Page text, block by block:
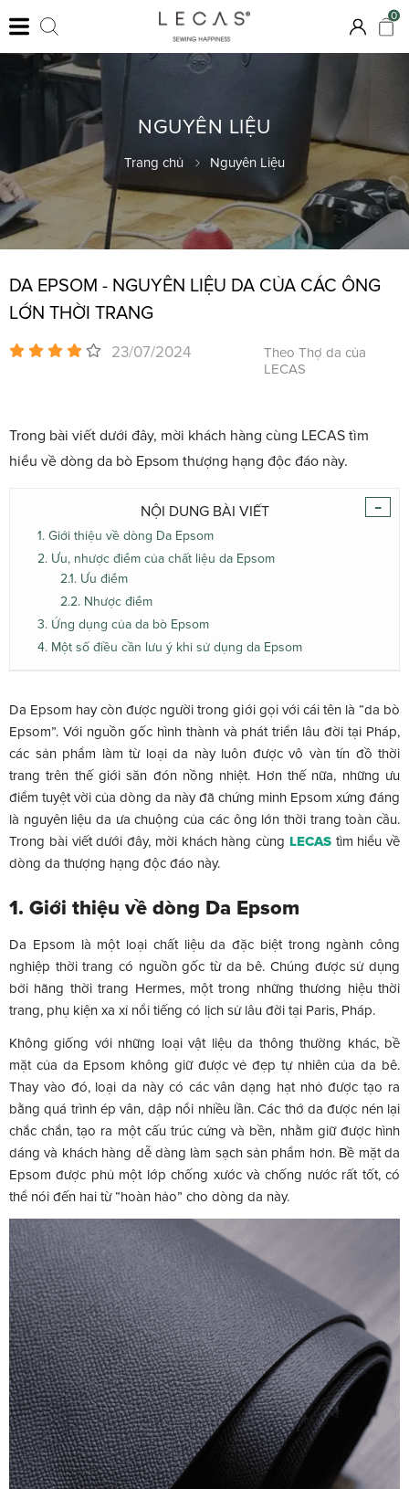
0
NGUYÊN LIỆU
Trang chủ Nguyên Liệu
DA EPSOM - NGUYÊN LIỆU DA CỦA CÁC ÔNG
LỚN THỜI TRANG
23/07/2024
Theo Thợ da của
LECAS
Trong bài viết dưới đây, mời khách hàng cùng LECAS tìm
hiểu về dòng da bò Epsom thượng hạng độc đáo này.
-
NỘI DUNG BÀI VIẾT
1. Giới thiệu về dòng Da Epsom
2. Ưu, nhược điểm của chất liệu da Epsom
2.1. Ưu điểm
2.2. Nhược điểm
3. Ứng dụng của da bò Epsom
4. Một số điều cần lưu ý khi sử dụng da Epsom
Da Epsom hay còn được người trong giới gọi với cái tên là “da bò
Epsom”. Với nguồn gốc hình thành và phát triển lâu đời tại Pháp,
các sản phẩm làm từ loại da này luôn được vô vàn tín đồ thời
trang trên thế giới săn đón nồng nhiệt. Hơn thế nữa, những ưu
điểm tuyệt vời của dòng da này đã chứng minh Epsom xứng đáng
là nguyên liệu da ưa chuộng của các ông lớn thời trang toàn cầu.
Trong bài viết dưới đây, mời khách hàng cùng LECAStìm hiểu về
dòng da thượng hạng độc đáo này.
1. Giới thiệu về dòng Da Epsom
Da Epsom là một loại chất liệu da đặc biệt trong ngành công
nghiệp thời trang có nguồn gốc từ da bê. Chúng được sử dụng
bởi hãng thời trang Hermes, một trong những thương hiệu thời
trang, phụ kiện xa xỉ nổi tiếng có lịch sử lâu đời tại Paris, Pháp.
Không giống với những loại vật liệu da thông thường khác, bề
mặt của da Epsom không giữ được vẻ đẹp tự nhiên của da bê.
Thay vào đó, loại da này có các vân dạng hạt nhỏ được tạo ra
bằng quá trình ép vân, dập nổi nhiều lần. Các thớ da được nén lại
chắc chắn, tạo ra một cấu trúc cứng và bền, nhằm giữ được hình
dáng và khách hàng dễ dàng làm sạch sản phẩm hơn. Bề mặt da
Epsom được phủ một lớp chống xước và chống nước rất tốt, có
thể nói đến hai từ “hoàn hảo” cho dòng da này.